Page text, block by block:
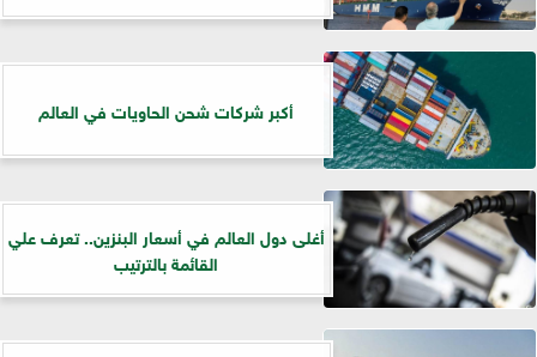
أكبر شركات شحن الحاويات في العالم
أغلى دول العالم في أسعار البنزين.. تعرف علي
القائمة بالترتيب